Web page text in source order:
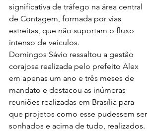
significativa de tráfego na área central
de Contagem, formada por vias
estreitas, que não suportam o fluxo
intenso de veículos.
Domingos Sávio ressaltou a gestão
corajosa realizada pelo prefeito Alex
em apenas um ano e três meses de
mandato e destacou as inúmeras
reuniões realizadas em Brasília para
que projetos como esse pudessem ser
sonhados e acima de tudo, realizados.